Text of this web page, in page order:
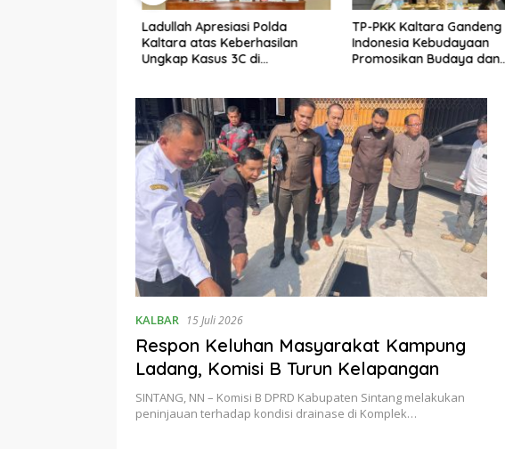
Ladullah Apresiasi Polda
Kaltara atas Keberhasilan
Ungkap Kasus 3C di
TP-PKK Kaltara Gandeng
Indonesia Kebudayaan
Promosikan Budaya dan
KALBAR 15 Juli 2026
Respon Keluhan Masyarakat Kampung
Ladang, Komisi B Turun Kelapangan
SINTANG, NN – Komisi B DPRD Kabupaten Sintang melakukan
peninjauan terhadap kondisi drainase di Komplek…